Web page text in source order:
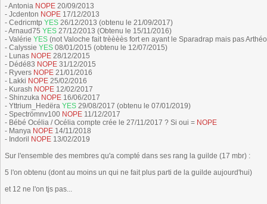
- Antonia NOPE 20/09/2013
- Jcdenton NOPE 17/12/2013
- Cedricmtp YES 26/12/2013 (obtenu le 21/09/2017)
- Arnaud75 YES 27/12/2013 (Obtenu le 15/11/2016)
- Valérie YES (not Valoche fait trèèèès fort en ayant le Sparadrap mais pas
- Calyssie YES 08/01/2015 (obtenu le 12/07/2015)
- Lunas NOPE 28/12/2015
- Dédé83 NOPE 31/12/2015
- Ryvers NOPE 21/01/2016
- Lakki NOPE 25/02/2016
- Kurash NOPE 12/02/2017
- Shinzuka NOPE 16/06/2017
- Yttrium_Hedëra YES 29/08/2017 (obtenu le 07/01/2019)
- Spectrömnv100 NOPE 11/12/2017
- Bébé Océlia / Océlia compte crée le 27/11/2017 ? Si oui = NOPE
- Manya NOPE 14/11/2018
- Indoril
NOPE 13/02/2019
Sur l'ensemble des membres qu'a compté dans ses rang la guilde (17 mbr) :
5 l'on obtenu (dont au moins un qui ne fait plus parti de la guilde aujourd'hui)
et 12 ne l'on tjs pas...